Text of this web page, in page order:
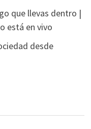
que llevas dentro |
está en vivo
desde